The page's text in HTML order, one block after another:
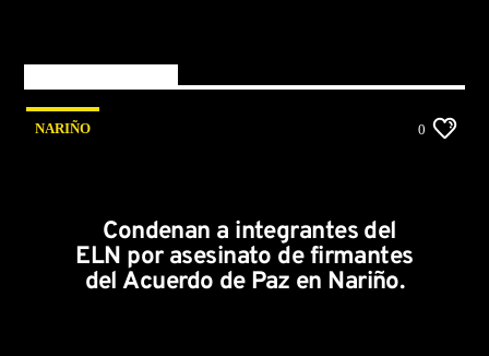
NARIÑO 0
Condenan a integrantes del
ELN por asesinato de firmantes
del Acuerdo de Paz en Nariño.